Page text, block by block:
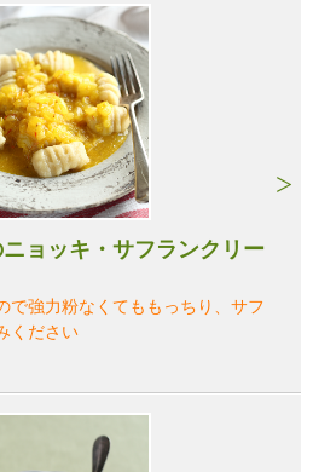
ョッキ・サフランクリー
で強力粉なくてももっちり、サフ
ください